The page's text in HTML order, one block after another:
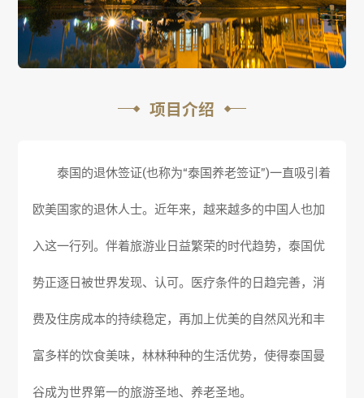
项目介绍
泰国的退休签证(也称为“泰国养老签证”)一直吸引着
欧美国家的退休人士。近年来，越来越多的中国人也加
入这一行列。伴着旅游业日益繁荣的时代趋势，泰国优
势正逐日被世界发现、认可。医疗条件的日趋完善，消
费及住房成本的持续稳定，再加上优美的自然风光和丰
富多样的饮食美味，林林种种的生活优势，使得泰国曼
谷成为世界第一的旅游圣地、养老圣地。